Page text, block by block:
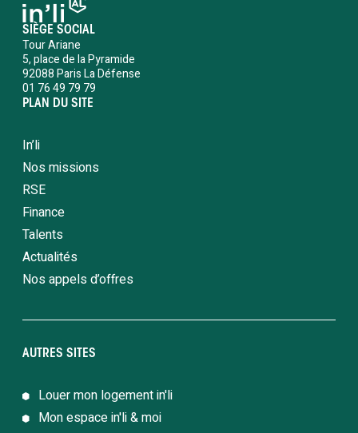
SIÈGE SOCIAL
Tour Ariane
5, place de la Pyramide
92088 Paris La Défense
01 76 49 79 79
PLAN DU SITE
In’li
Nos missions
RSE
Finance
Talents
Actualités
Nos appels d’offres
AUTRES SITES
Louer mon logement in'li
Mon espace in'li & moi